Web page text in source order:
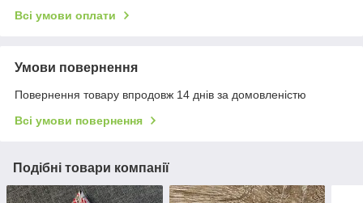
Всі умови оплати
Умови повернення
Повернення товару впродовж 14 днів за домовленістю
Всі умови повернення
Подібні товари компанії